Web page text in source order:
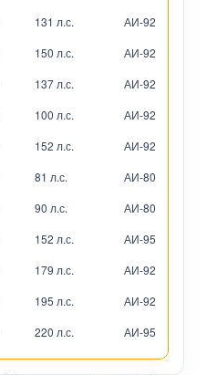
131 л.с. АИ-92
150 л.с. АИ-92
137 л.с. АИ-92
100 л.с. АИ-92
152 л.с. АИ-92
81 л.с. АИ-80
90 л.с. АИ-80
152 л.с. АИ-95
179 л.с. АИ-92
195 л.с. АИ-92
220 л.с. АИ-95